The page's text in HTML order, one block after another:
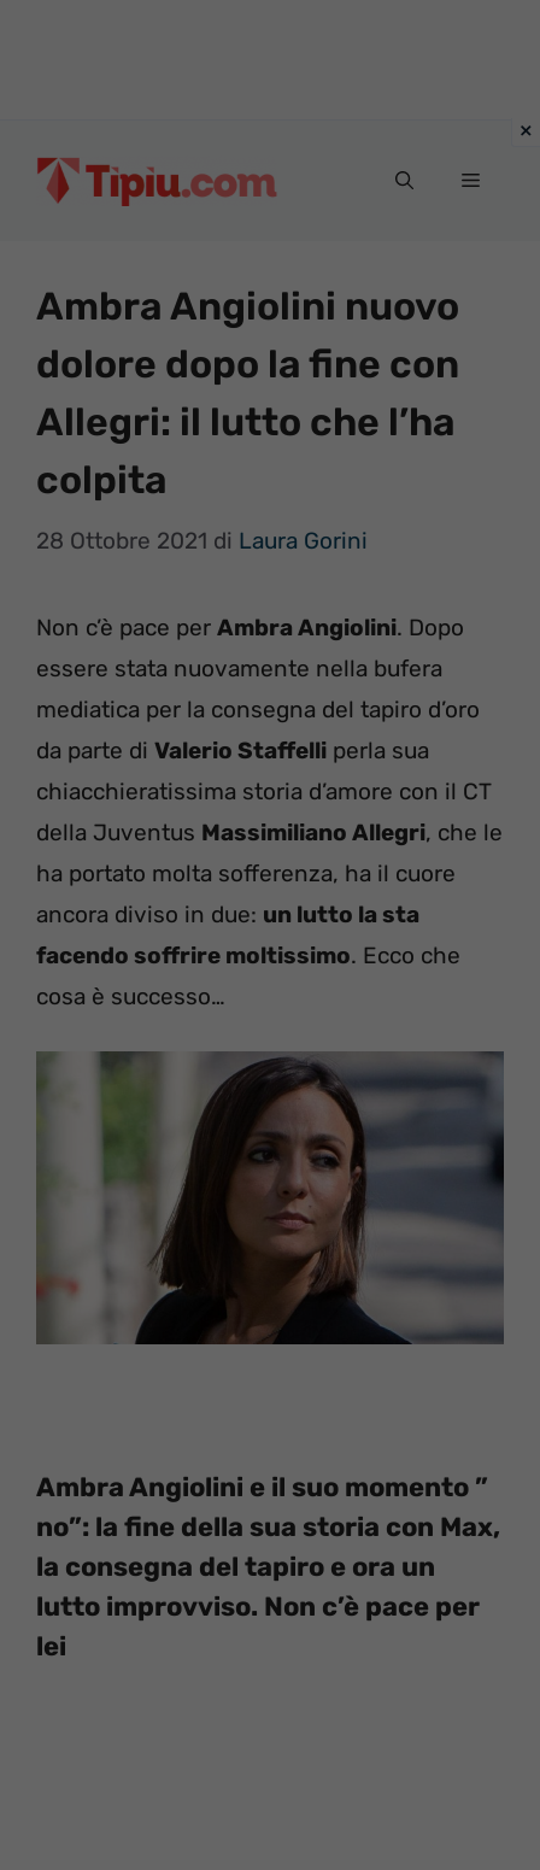
Menu
Ambra Angiolini nuovo
dolore dopo la fine con
Allegri: il lutto che l’ha
colpita
28 Ottobre 2021 di Laura Gorini
Non c’è pace per Ambra Angiolini. Dopo
essere stata nuovamente nella bufera
mediatica per la consegna del tapiro d’oro
da parte di Valerio Staffelli perla sua
chiacchieratissima storia d’amore con il CT
della Juventus Massimiliano Allegri, che le
ha portato molta sofferenza, ha il cuore
ancora diviso in due: un lutto la sta
facendo soffrire moltissimo. Ecco che
cosa è successo…
Ambra Angiolini e il suo momento ”
no”: la fine della sua storia con Max,
la consegna del tapiro e ora un
lutto improvviso. Non c’è pace per
lei